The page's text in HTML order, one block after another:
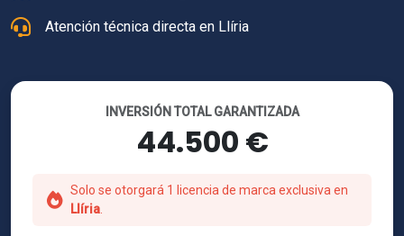
Atención técnica directa en Llíria
INVERSIÓN TOTAL GARANTIZADA
44.500 €
Solo se otorgará 1 licencia de marca exclusiva en
Llíria